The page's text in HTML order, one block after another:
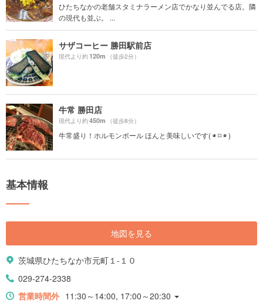
ひたちなかの老舗スタミナラーメン店でかなり並んでる店。隣
の現代も並ぶ。 ...
サザコーヒー 勝田駅前店
現代より約120m （徒歩2分）
牛常 勝田店
現代より約450m （徒歩8分）
牛常盛り！ホルモンボール ほんと美味しいです( ◉ ⌑ ◉ )
基本情報
地図を見る
茨城県ひたちなか市元町１-１０
029-274-2338
営業時間外 11:30～14:00, 17:00～20:30